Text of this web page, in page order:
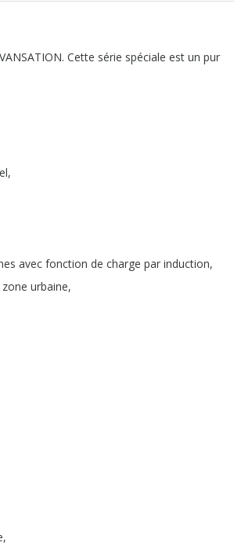
Cette série spéciale est un pur
avec fonction de charge par induction,
urbaine,